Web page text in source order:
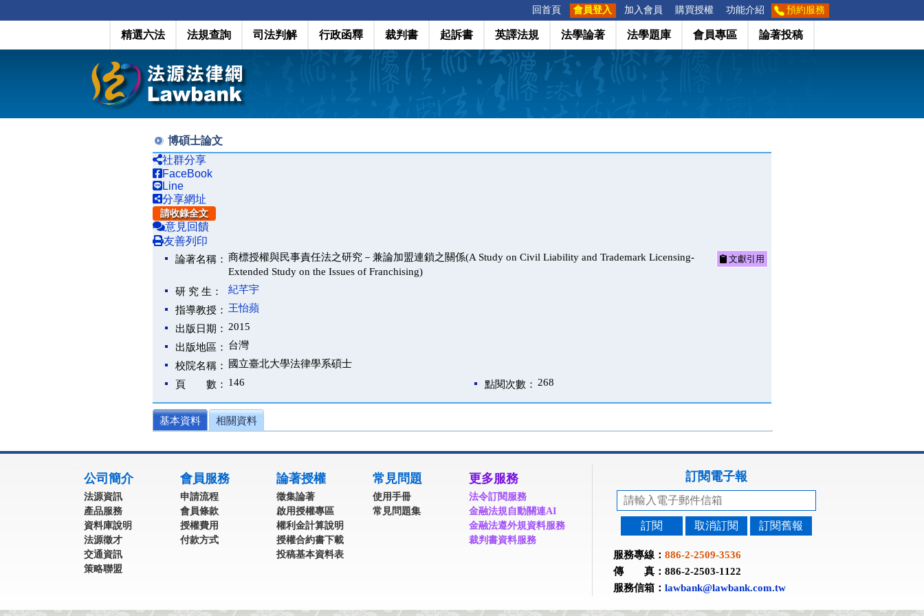
回首頁 會員登入 加入會員 購買授權 功能介紹 預約服務
精選六法 法規查詢 司法判解 行政函釋 裁判書 起訴書 英譯法規 法學論著 法學題庫 會員專區 論著投稿
博碩士論文
社群分享
FaceBook
Line
分享網址
請收錄全文
意見回饋
友善列印
論著名稱： 商標授權與民事責任法之研究－兼論加盟連鎖之關係(A Study on Civil Liability and Trademark Licensing-
Extended Study on the Issues of Franchising)
文獻引用
研 究 生：
紀芊宇
指導教授： 王怡蘋
出版日期： 2015
出版地區： 台灣
校院名稱：
國立臺北大學法律學系碩士
頁 數： 146 點閱次數： 268
基本資料 相關資料
公司簡介
法源資訊
產品服務
資料庫說明
法源徵才
交通資訊
策略聯盟
會員服務
申請流程
會員條款
授權費用
付款方式
論著授權
徵集論著
啟用授權專區
權利金計算說明
授權合約書下載
投稿基本資料表
常見問題
使用手冊
常見問題集
更多服務
法令訂閱服務
金融法規自動關連AI
金融法遵外規資料服務
裁判書資料服務
訂閱電子報
訂閱 取消訂閱 訂閱舊報
服務專線： 886-2-2509-3536
傳 真：886-2-2503-1122
服務信箱： lawbank@lawbank.com.tw